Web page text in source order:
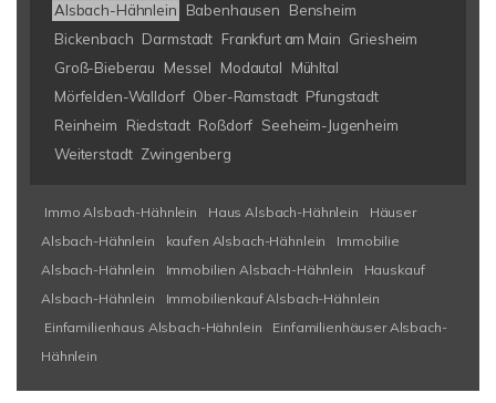
Alsbach-Hähnlein Babenhausen
Bensheim
Bickenbach Darmstadt Frankfurt am Main Griesheim
Groß-Bieberau
Messel Modautal
Mühltal
Mörfelden-Walldorf Ober-Ramstadt Pfungstadt
Reinheim
Riedstadt Roßdorf Seeheim-Jugenheim
Weiterstadt Zwingenberg
Immo Alsbach-Hähnlein Haus Alsbach-Hähnlein
Häuser
Alsbach-Hähnlein
kaufen Alsbach-Hähnlein
Immobilie
Alsbach-Hähnlein
Immobilien Alsbach-Hähnlein
Hauskauf
Alsbach-Hähnlein
Immobilienkauf Alsbach-Hähnlein
Einfamilienhaus Alsbach-Hähnlein
Einfamilienhäuser Alsbach-
Hähnlein